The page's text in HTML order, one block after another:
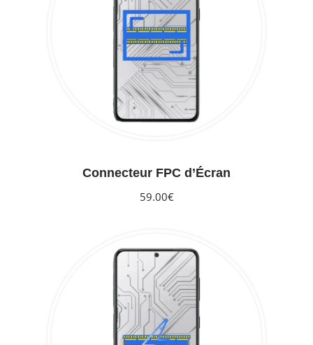
Connecteur FPC d’Écran
59.00€